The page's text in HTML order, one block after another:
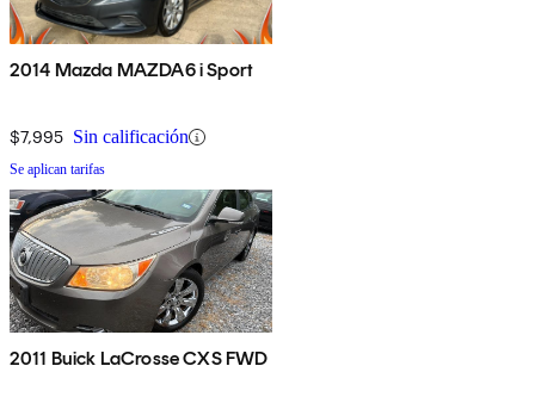
2014 Mazda MAZDA6 i Sport
$7,995 Sin calificación
Se aplican tarifas
2011 Buick LaCrosse CXS FWD